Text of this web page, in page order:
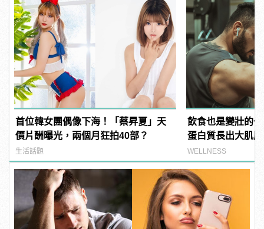
首位韓女團偶像下海！「蔡昇夏」天
價片酬曝光，兩個月狂拍40部？
生活話題
飲食也是變壯的
蛋白質長出大肌
黃金時間？
WELLNESS